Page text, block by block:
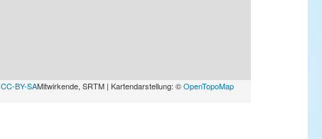
CC-BY-SAMitwirkende, SRTM | Kartendarstellung: ©OpenTopoMap